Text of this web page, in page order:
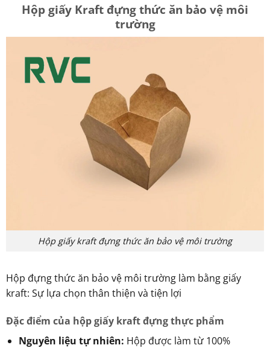
Hộp giấy Kraft đựng thức ăn bảo vệ môi
trường
Hộp giấy kraft đựng thức ăn bảo vệ môi trường
Hộp đựng thức ăn bảo vệ môi trường làm bằng giấy
kraft: Sự lựa chọn thân thiện và tiện lợi
Đặc điểm của hộp giấy kraft đựng thực phẩm
Nguyên liệu tự nhiên: Hộp được làm từ 100%